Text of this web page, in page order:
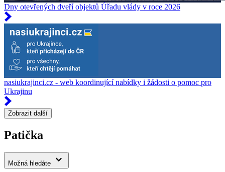
Dny otevřených dveří objektů Úřadu vlády v roce 2026
nasiukrajinci.cz - web koordinující nabídky i žádosti o pomoc pro
Ukrajinu
Zobrazit další
Patička
Možná hledáte